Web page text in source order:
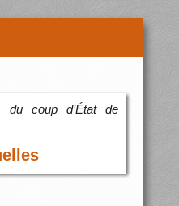
du coup d’État de